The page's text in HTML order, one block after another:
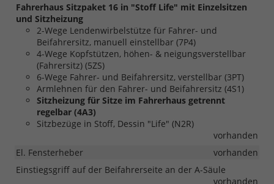
Fahrerhaus Sitzpaket 16 in "Stoff Life" mit Einzelsitzen
und Sitzheizung
2-Wege Lendenwirbelstütze für Fahrer- und
Beifahrersitz, manuell einstellbar (7P4)
4-Wege Kopfstützen, höhen- & neigungsverstellbar
(Fahrersitz) (5ZS)
6-Wege Fahrer- und Beifahrersitz, verstellbar (3PT)
Armlehnen für den Fahrer- und Beifahrersitz (4S1)
Sitzheizung für Sitze im Fahrerhaus getrennt
regelbar (4A3)
Sitzbezüge in Stoff, Dessin "Life" (N2R)
vorhanden
El. Fensterheber
vorhanden
Einstiegsgriff auf der Beifahrerseite an der A-Säule
vorhanden